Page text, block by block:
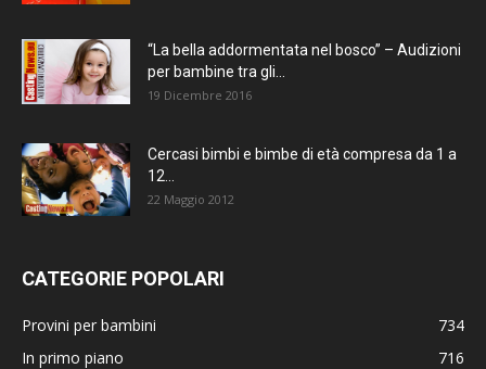
“La bella addormentata nel bosco” – Audizioni
per bambine tra gli...
19 Dicembre 2016
Cercasi bimbi e bimbe di età compresa da 1 a
12...
22 Maggio 2012
CATEGORIE POPOLARI
Provini per bambini
734
In primo piano
716